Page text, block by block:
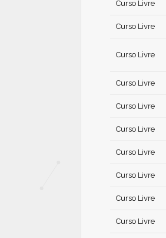
Curso Livre
Curso Livre
Curso Livre
Curso Livre
Curso Livre
Curso Livre
Curso Livre
Curso Livre
Curso Livre
Curso Livre